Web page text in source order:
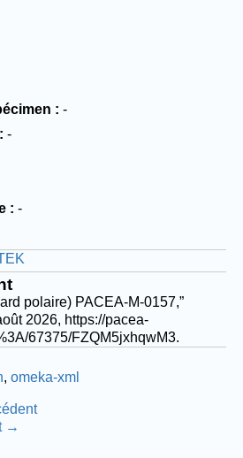
-
-
-
polaire) PACEA-M-0157,”
2026, https://pacea-
67375/FZQM5jxhqwM3.
omeka-xml
→